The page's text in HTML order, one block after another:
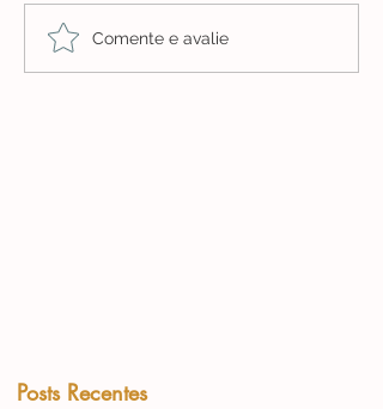
Comente e avalie
Posts Recentes